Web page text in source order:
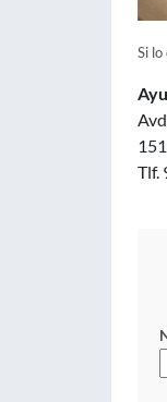
Si
Tlf.